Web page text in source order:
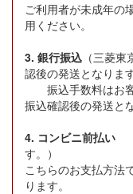
ご利用者が未成年の
用ください。
3. 銀行振込 （三菱
認後の発送となりま
振込手数料はお客
振込確認後の発送と
4. コンビニ前払い
す。）
こちらのお支払方法
ります。